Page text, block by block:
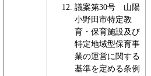
議案第30号 山陽
小野田市特定教
育・保育施設及び
特定地域型保育事
業の運営に関する
基準を定める条例